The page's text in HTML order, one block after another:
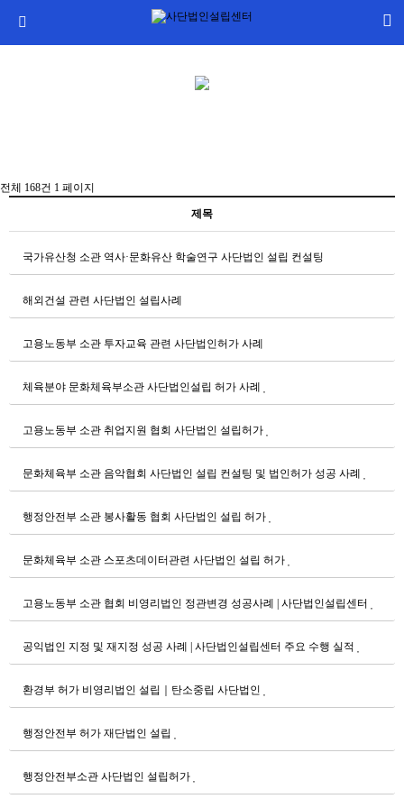
전체 168건 1 페이지
제목
국가유산청 소관 역사·문화유산 학술연구 사단법인 설립 컨설팅
해외건설 관련 사단법인 설립사례
고용노동부 소관 투자교육 관련 사단법인허가 사례
체육분야 문화체육부소관 사단법인설립 허가 사례
고용노동부 소관 취업지원 협회 사단법인 설립허가
문화체육부 소관 음악협회 사단법인 설립 컨설팅 및 법인허가 성공 사례
행정안전부 소관 봉사활동 협회 사단법인 설립 허가
문화체육부 소관 스포츠데이터관련 사단법인 설립 허가
고용노동부 소관 협회 비영리법인 정관변경 성공사례 | 사단법인설립센터
공익법인 지정 및 재지정 성공 사례 | 사단법인설립센터 주요 수행 실적
환경부 허가 비영리법인 설립｜탄소중립 사단법인
행정안전부 허가 재단법인 설립
행정안전부소관 사단법인 설립허가